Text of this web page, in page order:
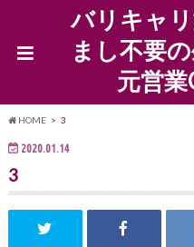
バリキャ
まし不要
元営
HOME 3
2020.01.14
3